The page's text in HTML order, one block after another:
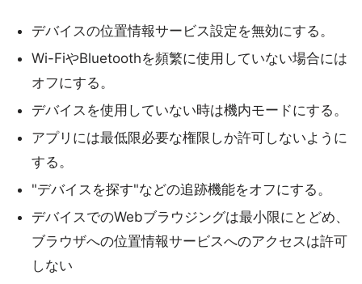
デバイスの位置情報サービス設定を無効にする。
Wi-FiやBluetoothを頻繁に使用していない場合には
オフにする。
デバイスを使用していない時は機内モードにする。
アプリには最低限必要な権限しか許可しないように
する。
"デバイスを探す"などの追跡機能をオフにする。
デバイスでのWebブラウジングは最小限にとどめ、
ブラウザへの位置情報サービスへのアクセスは許可
しない